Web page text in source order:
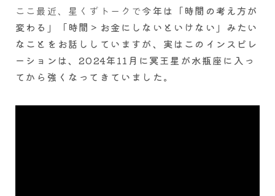
ここ最近、星くずトークで今年は「時間の考え方が
変わる」「時間＞お金にしないといけない」みたい
なことをお話ししていますが、実はこのインスピレ
ーションは、2024年11月に冥王星が水瓶座に入っ
てから強くなってきていました。